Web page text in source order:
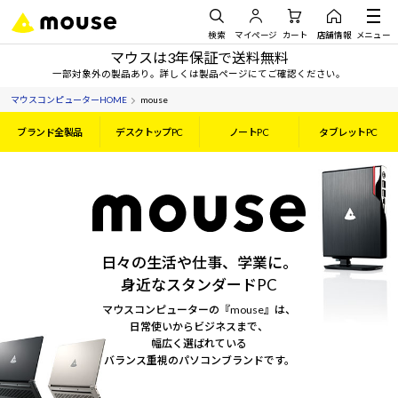
検索 マイページ カート 店舗情報 メニュー
マウスは3年保証で送料無料
一部対象外の製品あり。詳しくは製品ページにてご確認ください。
マウスコンピューターHOME mouse
ブランド全製品 デスクトップPC ノートPC タブレットPC
日々の生活や仕事、学業に。
身近なスタンダードPC
マウスコンピューターの『mouse』は、
日常使いからビジネスまで、
幅広く選ばれている
バランス重視のパソコンブランドです。